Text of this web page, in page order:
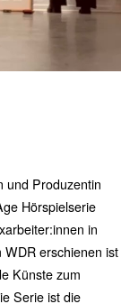
und Produzentin
Hörspielserie
in
erschienen ist
Künste zum
Serie ist die